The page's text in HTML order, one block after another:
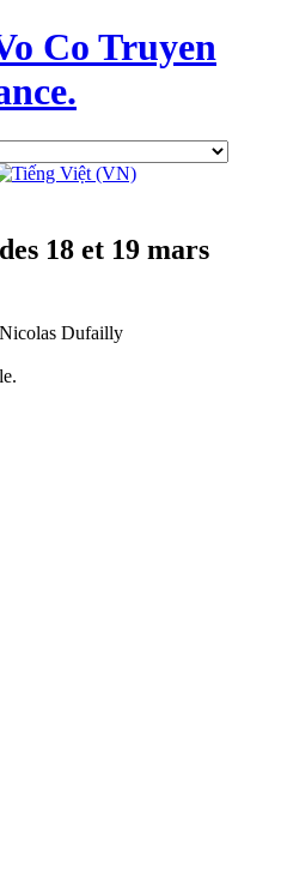
Co Truyen
18 et 19 mars
Nicolas Dufailly